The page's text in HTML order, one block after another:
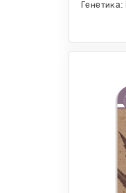
Генетика: